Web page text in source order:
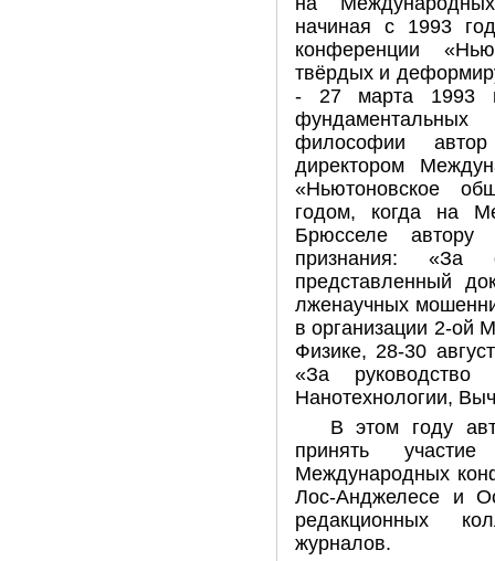
начиная с 1993
конференции
твёрдых и
- 27 марта 1993
философии
директором
«Ньютоновское
годом, когда на
Брюсселе автору
признания: «За
представленный
лженаучных
в организации 2-ой
Физике, 28-30
«За руководство
Нанотехнологии,
В этом году
принять
Международных
Лос-Анджелесе и
редакционных
журналов.